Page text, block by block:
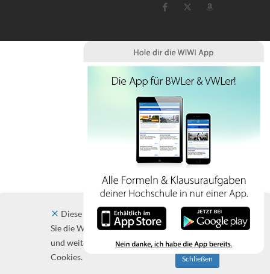
Diese Website verwendet Cookies. Indem
Sie die Website und ihre Angebote nutzen
und weiter navigieren, akzeptieren Sie diese
Cookies.
Schließen